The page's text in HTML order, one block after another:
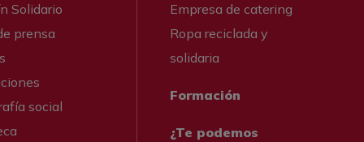
Solidario
prensa
social
Empresa de catering
Ropa reciclada y
solidaria
Formación
¿Te podemos